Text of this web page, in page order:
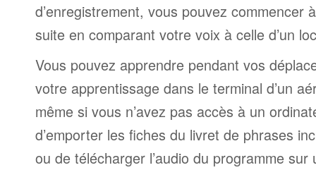
d’enregistrement, vous pouvez commencer
suite en comparant votre voix à celle d’un
Vous pouvez apprendre pendant vos
votre apprentissage dans le terminal d’un
même si vous n’avez pas accès à un
d’emporter les fiches du livret de phrases
ou de télécharger l’audio du programme sur